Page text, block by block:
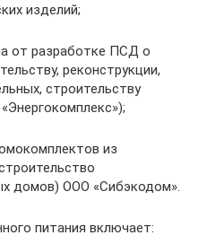
изделий;
от разработке ПСД о
реконструкции,
строительству
из
домов) ООО «Сибэкодом».
питания включает: